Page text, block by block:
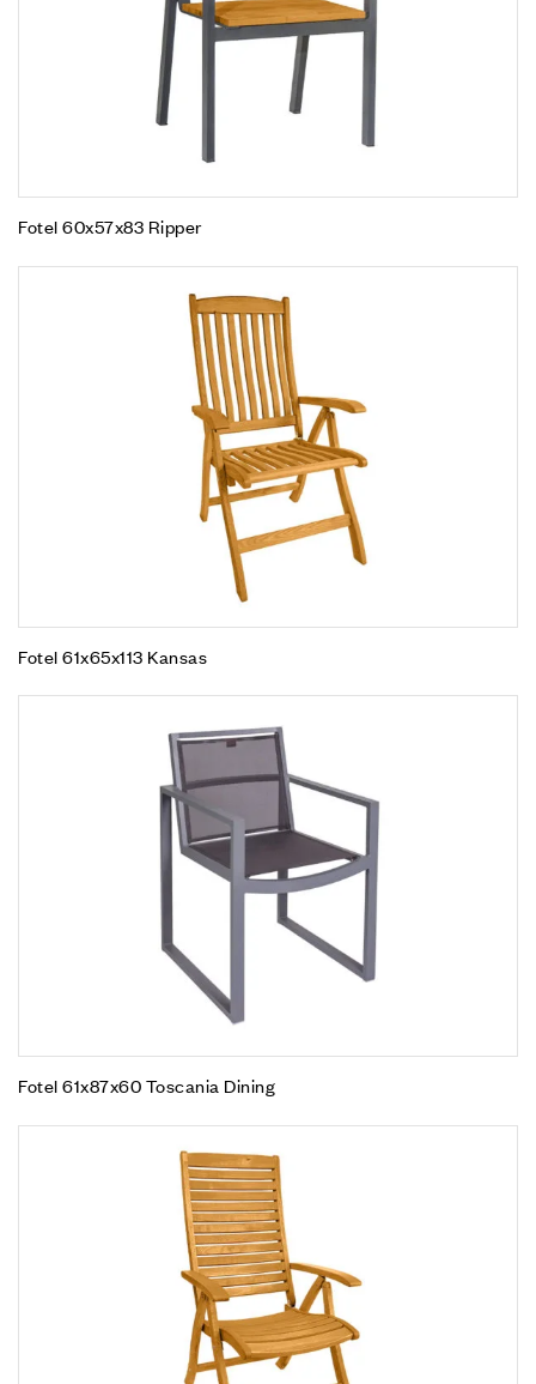
Fotel 60x57x83 Ripper
Fotel 61x65x113 Kansas
Fotel 61x87x60 Toscania Dining